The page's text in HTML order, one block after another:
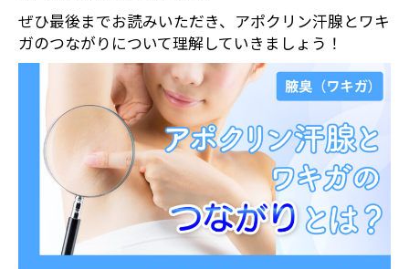
ぜひ最後までお読みいただき、アポクリン汗腺とワキ
ガのつながりについて理解していきましょう！